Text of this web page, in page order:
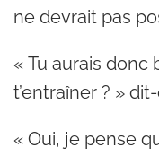
ne devrait pas
« Tu aurais donc
t’entraîner ? »
« Oui, je pense